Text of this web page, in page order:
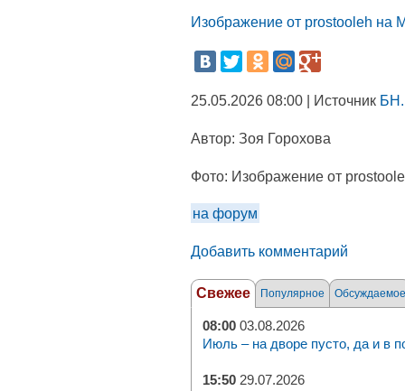
Изображение от prostooleh на
25.05.2026 08:00 | Источник
Автор: Зоя Горохова
Фото: Изображение от
на форум
Добавить комментарий
Свежее Популярное Обсуждаемое
08:00 03.08.2026
Июль – на дворе пусто, да и в
15:50 29.07.2026